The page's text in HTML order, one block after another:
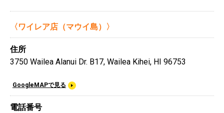
〈ワイレア店（マウイ島）〉
住所
3750 Wailea Alanui Dr. B17, Wailea Kihei, HI 96753
GoogleMAPで見る
電話番号